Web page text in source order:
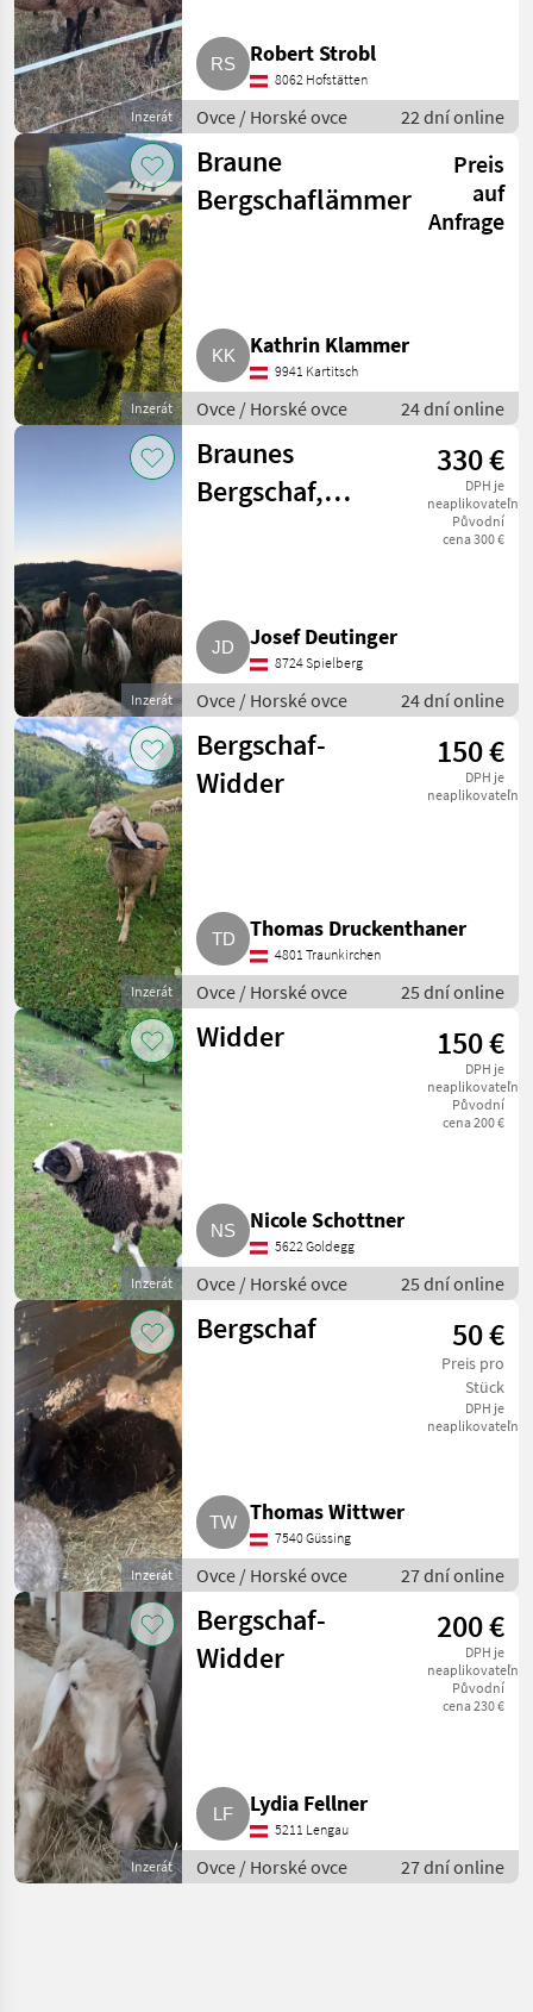
Inzerát
Robert Strobl
8062 Hofstätten
Ovce / Horské ovce 22 dní online
Inzerát
Braune
Bergschaflämmer
Preis
auf
Anfrage
Kathrin Klammer
9941 Kartitsch
Ovce / Horské ovce 24 dní online
Inzerát
Braunes
Bergschaf,
330 €
DPH je
neaplikovateľné
Původní
cena 300 €
Josef Deutinger
8724 Spielberg
Ovce / Horské ovce 24 dní online
Inzerát
Bergschaf-
Widder
150 €
DPH je
neaplikovateľné
Thomas Druckenthaner
4801 Traunkirchen
Ovce / Horské ovce 25 dní online
Inzerát
Widder 150 €
DPH je
neaplikovateľné
Původní
cena 200 €
Nicole Schottner
5622 Goldegg
Ovce / Horské ovce 25 dní online
Inzerát
Bergschaf 50 €
Preis pro
Stück
DPH je
neaplikovateľné
Thomas Wittwer
7540 Güssing
Ovce / Horské ovce 27 dní online
Inzerát
Bergschaf-
Widder
200 €
DPH je
neaplikovateľné
Původní
cena 230 €
Lydia Fellner
5211 Lengau
Ovce / Horské ovce 27 dní online